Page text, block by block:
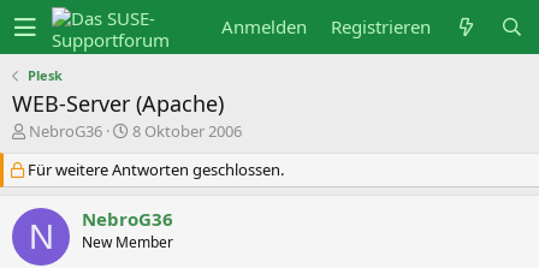
Anmelden Registrieren
Plesk
WEB-Server (Apache)
E
s
t
e
NebroG36
E
s
t
l
l
8 Oktober 2006
Für weitere Antworten geschlossen.
N NebroG36
New Member